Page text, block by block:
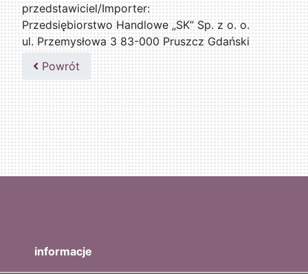
przedstawiciel/Importer:
Przedsiębiorstwo Handlowe „SK” Sp. z o. o.
ul. Przemysłowa 3 83-000 Pruszcz Gdański
509076255
Powrót
informacje